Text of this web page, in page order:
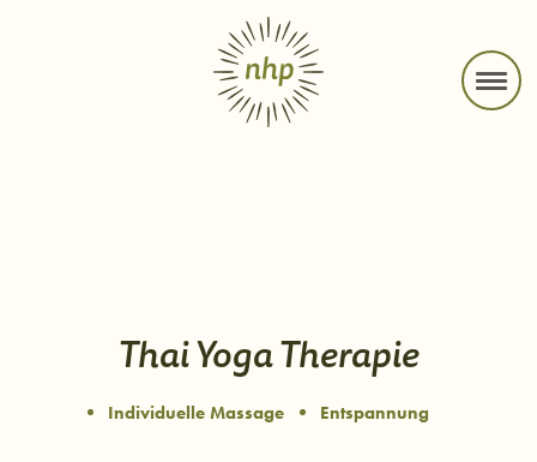
zum Inhalt der Seite springen
zur Hauptnavigation springen
Link zur Startseite
Thai Yoga Therapie
Individuelle Massage Entspannung